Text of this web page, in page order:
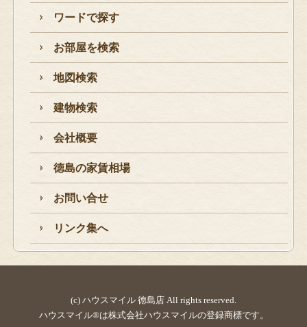
ワードで探す
お部屋を検索
地図検索
建物検索
会社概要
徳島の家賃相場
お問い合せ
リンク集へ
(c) ハウスマイル 徳島店 All rights reserved.
ハウスマイル®は株式会社ハウスマイルの登録商標です。